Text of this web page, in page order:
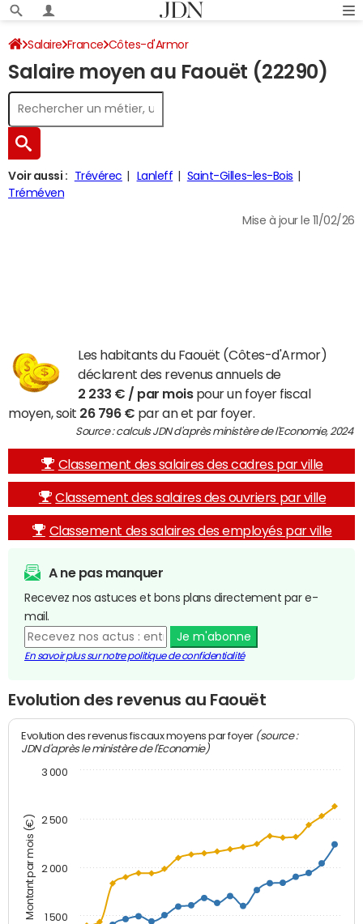
Salaire France Côtes-d'Armor
Salaire moyen au Faouët (22290)
Voir aussi : Trévérec Lanleff
Saint-Gilles-les-Bois
Tréméven
Mise à jour le 11/02/26
Les habitants du Faouët (Côtes-d'Armor)
déclarent des revenus annuels de
2 233 € / par moispour un foyer fiscal
moyen, soit 26 796 € par an et par foyer.
Source : calculs JDN d'après ministère de l'Economie, 2024
Classement des salaires des cadres par ville
Classement des salaires des ouvriers par ville
Classement des salaires des employés par ville
A ne pas manquer
Recevez nos astuces et bons plans directement par e-
mail.
Je m'abonne
En savoir plus sur notre politique de confidentialité
Evolution des revenus au Faouët
Montant par mois (€)
Evolution des revenus fiscaux moyens par foyer (source :
JDN d'après le ministère de l'Economie)
1 500
2 000
2 500
3 000